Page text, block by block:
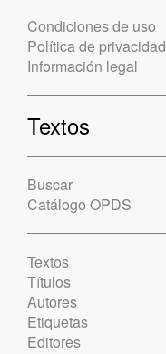
Condiciones de uso
Política de privacidad
Información legal
Textos
Buscar
Catálogo OPDS
Textos
Títulos
Autores
Etiquetas
Editores